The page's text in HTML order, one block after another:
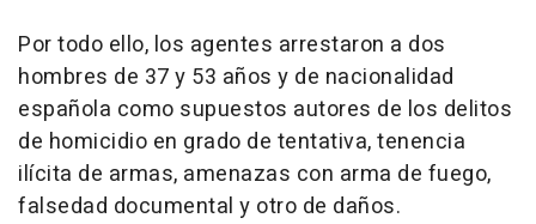
Por todo ello, los agentes arrestaron a dos
hombres de 37 y 53 años y de nacionalidad
española como supuestos autores de los delitos
de homicidio en grado de tentativa, tenencia
ilícita de armas, amenazas con arma de fuego,
falsedad documental y otro de daños.